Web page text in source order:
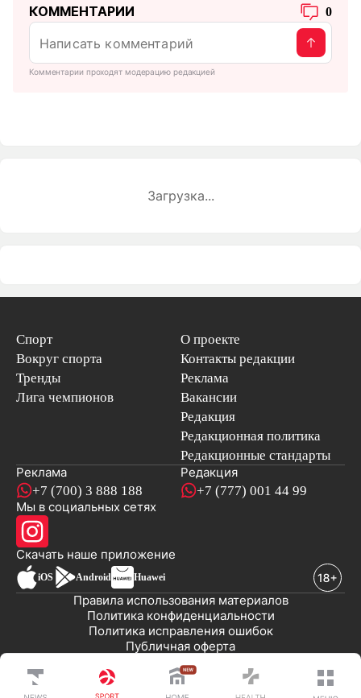
КОММЕНТАРИИ 0
Комментарии проходят модерацию редакцией
Загрузка...
Спорт
Вокруг спорта
Тренды
Лига чемпионов
О проекте
Контакты редакции
Реклама
Вакансии
Редакция
Редакционная политика
Редакционные стандарты
Реклама
+7 (700) 3 888 188
Редакция
+7 (777) 001 44 99
Мы в социальных сетях
Скачать наше приложениеновостей
iOS Android Huawei
Публичная оферта
Политика исправления ошибок
Политика конфиденциальности
Правила использования материалов
© 2008-2026 ТОО «EML»